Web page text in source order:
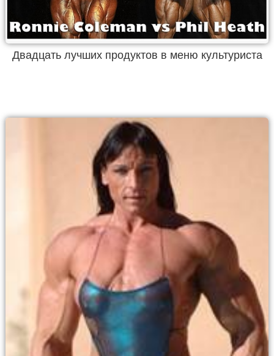
Двадцать лучших продуктов в меню культуриста